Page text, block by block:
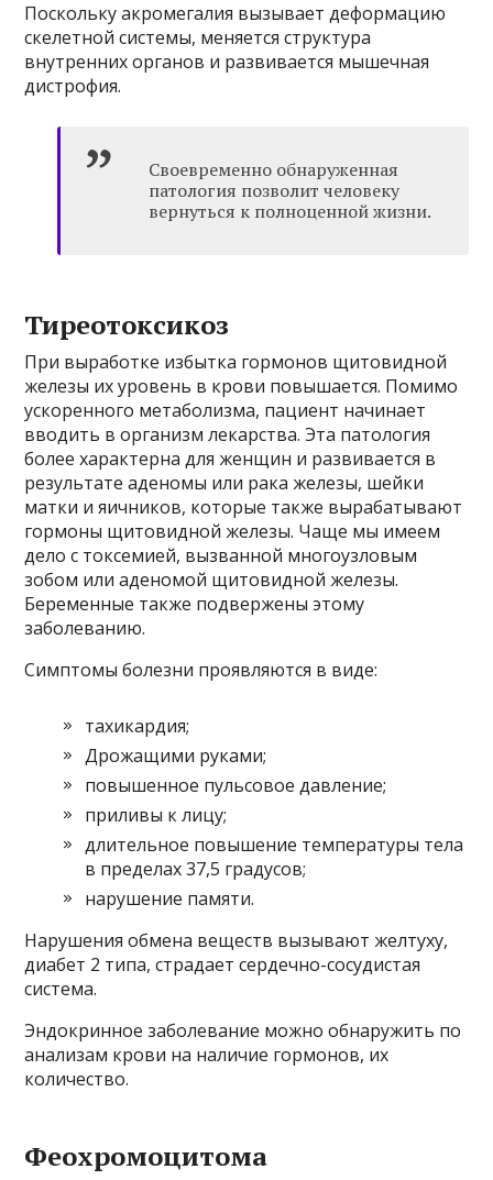
Поскольку акромегалия вызывает деформацию
скелетной системы, меняется структура
внутренних органов и развивается мышечная
дистрофия.
Своевременно обнаруженная
патология позволит человеку
вернуться к полноценной жизни.
Тиреотоксикоз
При выработке избытка гормонов щитовидной
железы их уровень в крови повышается. Помимо
ускоренного метаболизма, пациент начинает
вводить в организм лекарства. Эта патология
более характерна для женщин и развивается в
результате аденомы или рака железы, шейки
матки и яичников, которые также вырабатывают
гормоны щитовидной железы. Чаще мы имеем
дело с токсемией, вызванной многоузловым
зобом или аденомой щитовидной железы.
Беременные также подвержены этому
заболеванию.
Симптомы болезни проявляются в виде:
тахикардия;
Дрожащими руками;
повышенное пульсовое давление;
приливы к лицу;
длительное повышение температуры тела
в пределах 37,5 градусов;
нарушение памяти.
Нарушения обмена веществ вызывают желтуху,
диабет 2 типа, страдает сердечно-сосудистая
система.
Эндокринное заболевание можно обнаружить по
анализам крови на наличие гормонов, их
количество.
Феохромоцитома